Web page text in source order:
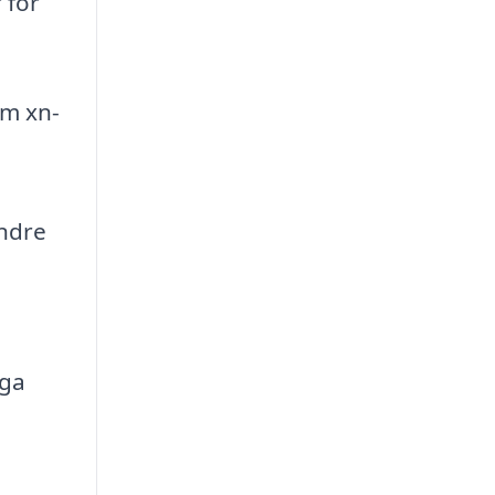
xn-